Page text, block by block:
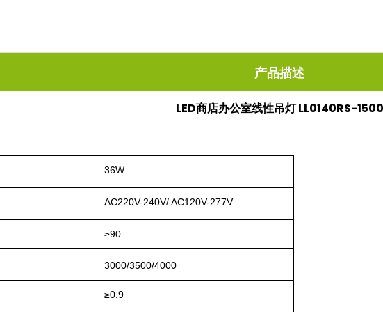
产品描述
LED商店办公室线性吊灯 LL0140RS-1500
36W
AC220V-240V/ AC120V-277V
≥90
3000/3500/4000
≥0.9